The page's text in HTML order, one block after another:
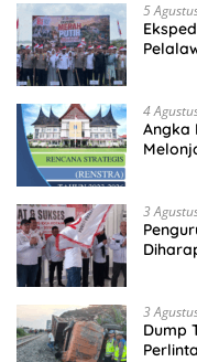
5
4
Angka
3
3
Dump